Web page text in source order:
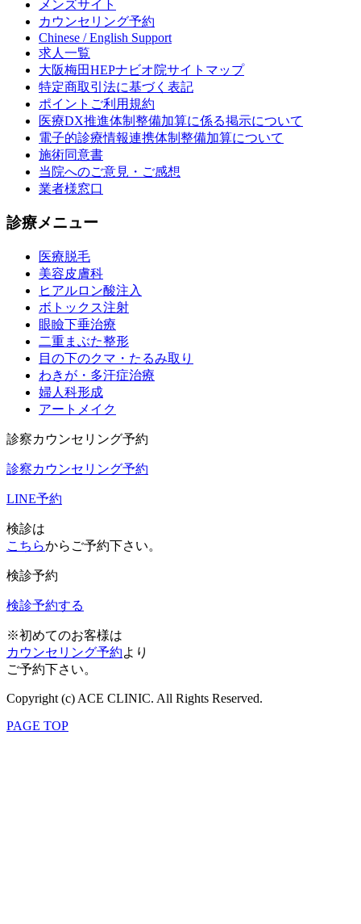
メンズサイト
カウンセリング予約
Chinese / English Support
求人一覧
大阪梅田HEPナビオ院サイトマップ
特定商取引法に基づく表記
ポイントご利用規約
医療DX推進体制整備加算に係る掲示について
電子的診療情報連携体制整備加算について
施術同意書
当院へのご意見・ご感想
業者様窓口
診療メニュー
医療脱毛
美容皮膚科
ヒアルロン酸注入
ボトックス注射
眼瞼下垂治療
二重まぶた整形
目の下のクマ・たるみ取り
わきが・多汗症治療
婦人科形成
アートメイク
診察カウンセリング予約
診察カウンセリング予約
LINE予約
検診は
こちらからご予約下さい。
検診予約
検診予約する
※初めてのお客様は
カウンセリング予約より
ご予約下さい。
Copyright (c) ACE CLINIC. All Rights Reserved.
PAGE TOP